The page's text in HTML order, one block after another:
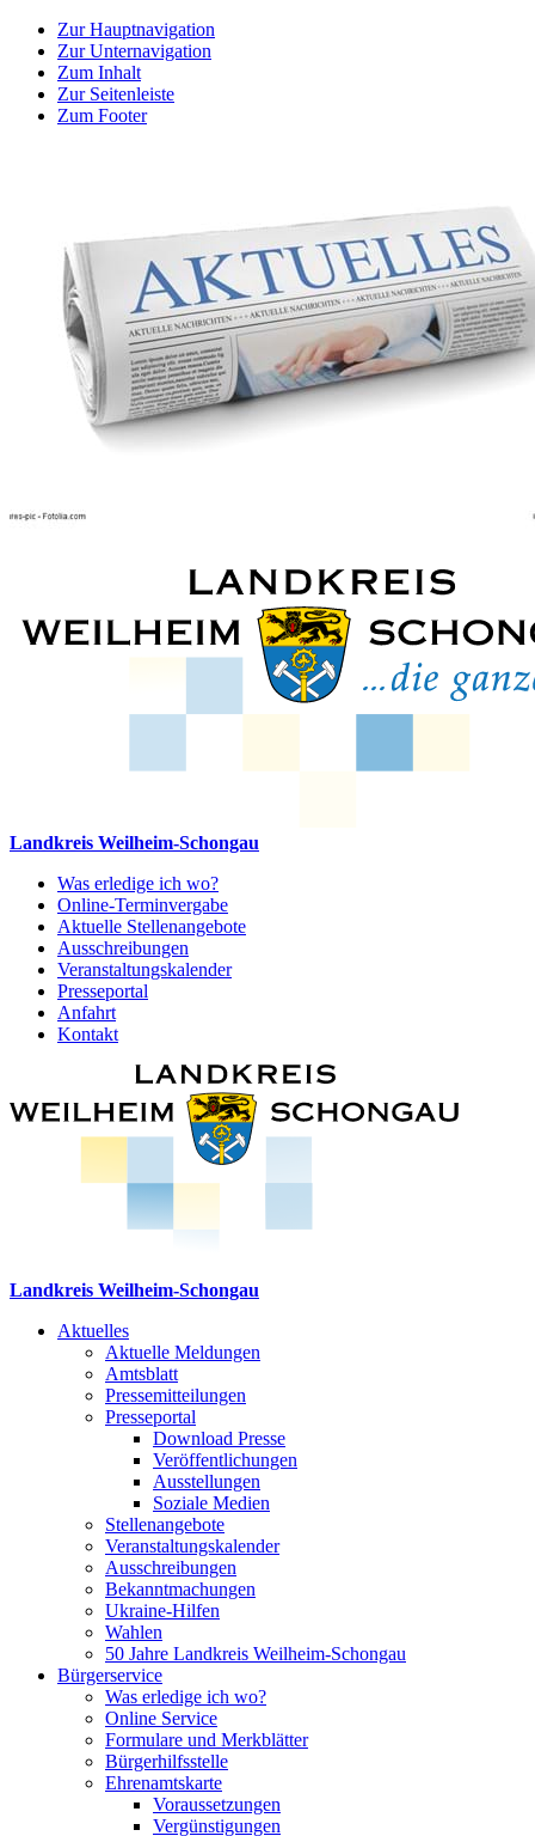
Zur Hauptnavigation
Zur Unternavigation
Zum Inhalt
Zur Seitenleiste
Zum Footer
Landkreis Weilheim-Schongau
Was erledige ich wo?
Online-Terminvergabe
Aktuelle Stellenangebote
Ausschreibungen
Veranstaltungskalender
Presseportal
Anfahrt
Kontakt
Landkreis Weilheim-Schongau
Aktuelles
Aktuelle Meldungen
Amtsblatt
Pressemitteilungen
Presseportal
Download Presse
Veröffentlichungen
Ausstellungen
Soziale Medien
Stellenangebote
Veranstaltungskalender
Ausschreibungen
Bekanntmachungen
Ukraine-Hilfen
Wahlen
50 Jahre Landkreis Weilheim-Schongau
Bürgerservice
Was erledige ich wo?
Online Service
Formulare und Merkblätter
Bürgerhilfsstelle
Ehrenamtskarte
Voraussetzungen
Vergünstigungen